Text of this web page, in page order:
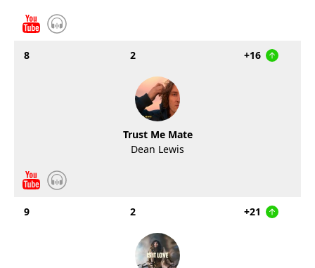
8 2 +16
Trust Me Mate
Dean Lewis
9 2 +21